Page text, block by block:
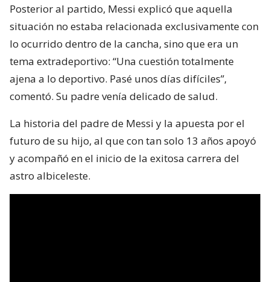
Posterior al partido, Messi explicó que aquella
situación no estaba relacionada exclusivamente con
lo ocurrido dentro de la cancha, sino que era un
tema extradeportivo: “Una cuestión totalmente
ajena a lo deportivo. Pasé unos días difíciles”,
comentó. Su padre venía delicado de salud.
La historia del padre de Messi y la apuesta por el
futuro de su hijo, al que con tan solo 13 años apoyó
y acompañó en el inicio de la exitosa carrera del
astro albiceleste.